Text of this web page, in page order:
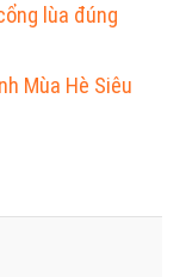
lùa đúng
Mùa Hè Siêu